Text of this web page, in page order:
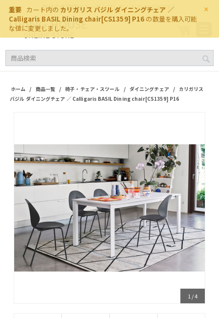
×
重要 カート内の カリガリス バジル ダイニングチェア ／
Calligaris BASIL Dining chair[CS1359] P16 の数量を購入可能
な値に変更しました。
新規会員登録でクーポンプレゼント中 500円OFF！
ホーム / 商品一覧 / 椅子・チェア・スツール / ダイニングチェア /
カリガリス
バジル ダイニングチェア ／ Calligaris BASIL Dining chair[CS1359] P16
1 /4